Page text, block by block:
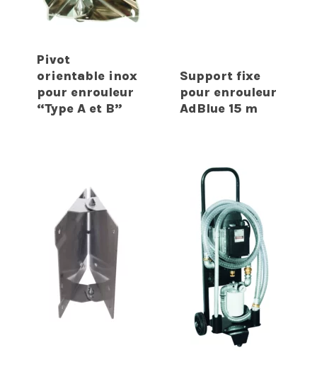
Pivot
orientable inox
pour enrouleur
“Type A et B”
Support fixe
pour enrouleur
AdBlue 15 m